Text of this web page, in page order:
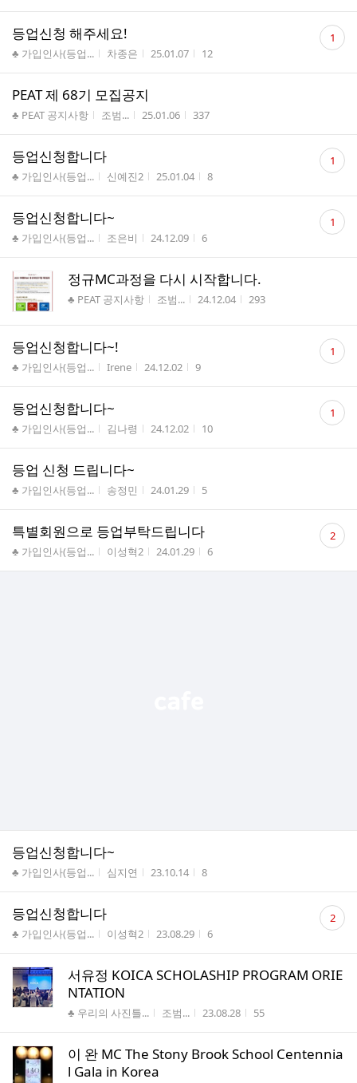
등업신청 해주세요!
게시판명
♣ 가입인사(등업... 작성자
차종은 작성시간
25.01.07 조회수
12
댓
글 1
PEAT 제 68기 모집공지
게시판명
♣ PEAT 공지사항 작성자
조범... 작성시간
25.01.06 조회수
337
등업신청합니다
게시판명
♣ 가입인사(등업... 작성자
신예진2 작성시간
25.01.04 조회수
8
댓
글 1
등업신청합니다~
게시판명
♣ 가입인사(등업... 작성자
조은비 작성시간
24.12.09 조회수
6
댓
글 1
정규MC과정을 다시 시작합니다.
게시판명
♣ PEAT 공지사항 작성자
조범... 작성시간
24.12.04 조회수
293
등업신청합니다~!
게시판명
♣ 가입인사(등업... 작성자
Irene 작성시간
24.12.02 조회수
9
댓
글 1
등업신청합니다~
게시판명
♣ 가입인사(등업... 작성자
김나령 작성시간
24.12.02 조회수
10
댓
글 1
등업 신청 드립니다~
게시판명
♣ 가입인사(등업... 작성자
송정민 작성시간
24.01.29 조회수
5
특별회원으로 등업부탁드립니다
게시판명
♣ 가입인사(등업... 작성자
이성혁2 작성시간
24.01.29 조회수
6
댓
글 2
등업신청합니다~
게시판명
♣ 가입인사(등업... 작성자
심지연 작성시간
23.10.14 조회수
8
등업신청합니다
게시판명
♣ 가입인사(등업... 작성자
이성혁2 작성시간
23.08.29 조회수
6
댓
글 2
서유정 KOICA SCHOLASHIP PROGRAM ORIE
NTATION
게시판명
♣ 우리의 사진틀... 작성자
조범... 작성시간
23.08.28 조회수
55
이 완 MC The Stony Brook School Centennia
l Gala in Korea